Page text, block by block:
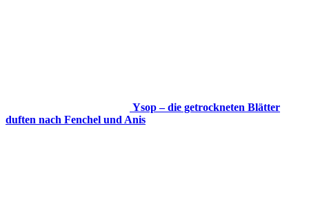
Ysop – die getrockneten Blätter
duften nach Fenchel und Anis